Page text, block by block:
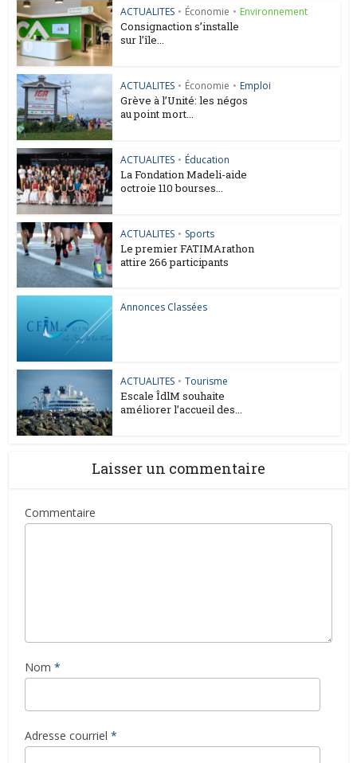
ACTUALITES • Économie • Environnement
Consignaction s’installe
sur l’île...
ACTUALITES • Économie • Emploi
Grève à l’Unité: les négos
au point mort...
ACTUALITES • Éducation
La Fondation Madeli-aide
octroie 110 bourses...
ACTUALITES • Sports
Le premier FATIMArathon
attire 266 participants
Annonces Classées
ACTUALITES • Tourisme
Escale ÎdlM souhaite
améliorer l’accueil des...
Laisser un commentaire
Commentaire
Nom *
Adresse courriel *